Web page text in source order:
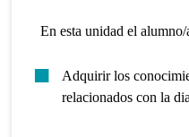
En esta unidad el alumno/
Adquirir los
relacionados con la